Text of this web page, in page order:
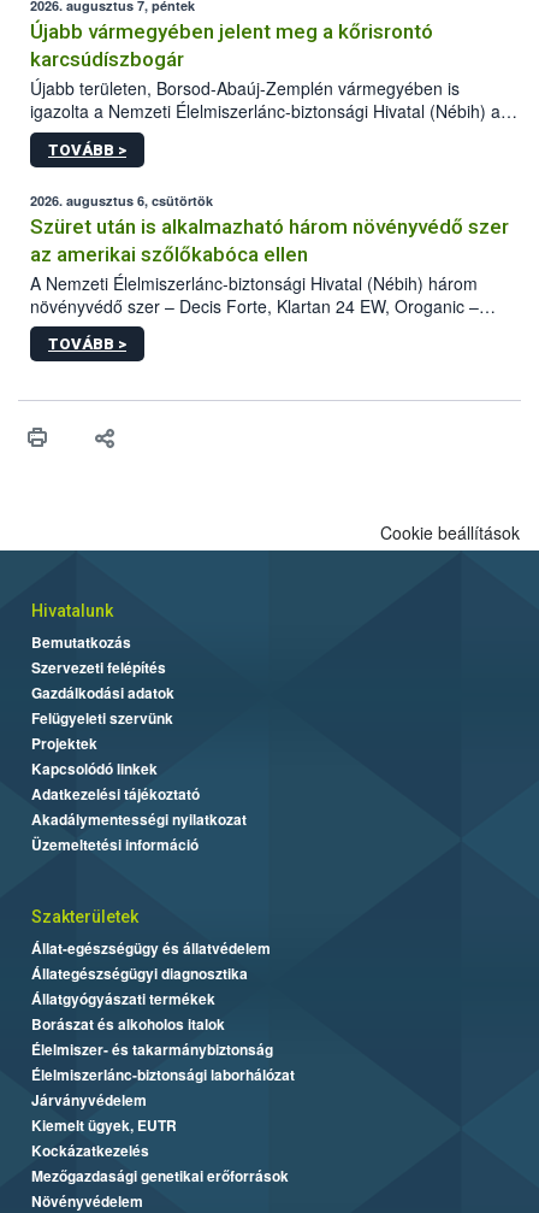
2026. augusztus 7, péntek
Újabb vármegyében jelent meg a kőrisrontó
karcsúdíszbogár
Újabb területen, Borsod-Abaúj-Zemplén vármegyében is
igazolta a Nemzeti Élelmiszerlánc-biztonsági Hivatal (Nébih) a
kőrisrontó karcsúdíszbogár (Agrilus planipennis) jelenlétét. A
kártevőt nem csak színcsapdában találták meg, de már fertőzött
az intenzív felderítést, emellett az intézkedéseket a szlovák
hatósággal is összehangolják a terjedés megállítása érdekében.
TOVÁBB >
2026. augusztus 6, csütörtök
Szüret után is alkalmazható három növényvédő szer
az amerikai szőlőkabóca ellen
A Nemzeti Élelmiszerlánc-biztonsági Hivatal (Nébih) három
növényvédő szer – Decis Forte, Klartan 24 EW, Oroganic –
engedélyokiratát módosította, így azok a szüretet követően,
egészen a vesszőérettség (BBCH 91) stádiumáig
érésű szőlőkben is legyen lehetőség a károsító elleni további
felhasználók számára is elérhető és ökológiai termesztésben is
TOVÁBB >
Cookie beállítások
Hivatalunk
Bemutatkozás
Szervezeti felépítés
Gazdálkodási adatok
Felügyeleti szervünk
Projektek
Kapcsolódó linkek
Adatkezelési tájékoztató
Akadálymentességi nyilatkozat
Üzemeltetési információ
Szakterületek
Állat-egészségügy és állatvédelem
Állategészségügyi diagnosztika
Állatgyógyászati termékek
Borászat és alkoholos italok
Élelmiszer- és takarmánybiztonság
Élelmiszerlánc-biztonsági laborhálózat
Járványvédelem
Kiemelt ügyek, EUTR
Kockázatkezelés
Mezőgazdasági genetikai erőforrások
Növényvédelem